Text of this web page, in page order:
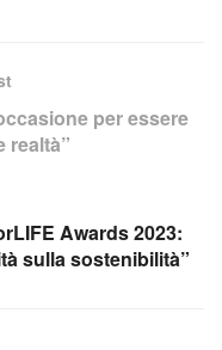
per essere
realtà”
Awards 2023:
sulla sostenibilità”